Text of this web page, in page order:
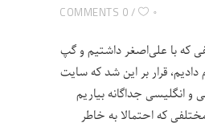
0 COMMENTS
۰
که با علی‌اصغر داشتیم و گپ
دادیم، قرار بر این شد که سایت
و انگلیسی جداگانه بیاریم
که احتمالا به خاطر